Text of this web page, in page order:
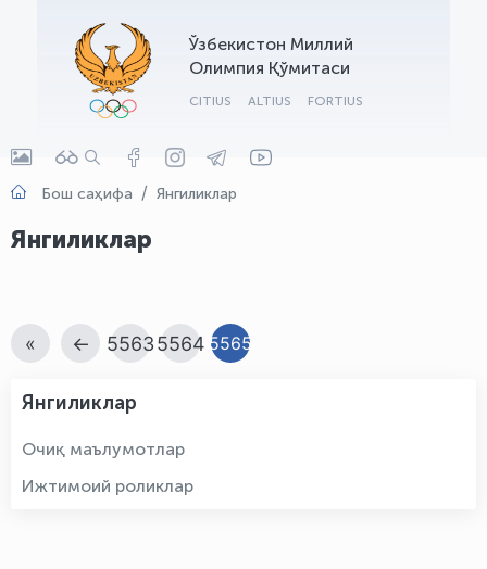
Ўзбекистон Миллий
Олимпия Қўмитаси
CITIUS ALTIUS FORTIUS
Бош саҳифа Янгиликлар
Янгиликлар
« ← 55635564 5565
Янгиликлар
Очиқ маълумотлар
Ижтимоий роликлар
OLYMPCHIK AI - yordamchi
Онлайн · olympic.uz